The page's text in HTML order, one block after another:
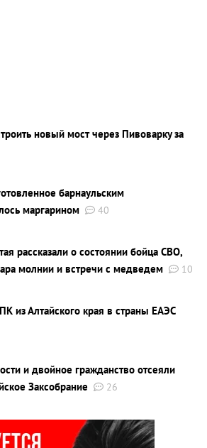
новый мост через Пивоварку за
барнаульским
маргарином
40
рассказали о состоянии бойца СВО,
молнии и встречи с медведем
10
из Алтайского края в страны ЕАЭС
и двойное гражданство отсеяли
Заксобрание
26